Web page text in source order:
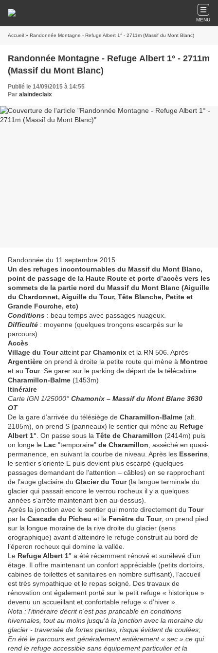
MENU
Accueil » Randonnée Montagne - Refuge Albert 1° - 2711m (Massif du Mont Blanc)
Randonnée Montagne - Refuge Albert 1° - 2711m
(Massif du Mont Blanc)
Publié le 14/09/2015 à 14:55
Par alaindeclaix
Randonnée du 11 septembre 2015
Un des refuges incontournables du Massif du Mont Blanc,
point de passage de la Haute Route et porte d’accès vers les
sommets de la partie nord du Massif du Mont Blanc (Aiguille
du Chardonnet, Aiguille du Tour, Tête Blanche, Petite et
Grande Fourche, etc)
Conditions : beau temps avec passages nuageux.
Difficulté : moyenne (quelques tronçons escarpés sur le
parcours)
Accès
Village du Touratteint par Chamonix et la RN 506. Après
Argentière on prend à droite la petite route qui mène à Montroc
et au Tour. Se garer sur le parking de départ de la télécabine
Charamillon-Balme (1453m)
Itinéraire
Carte IGN 1/25000° Chamonix – Massif du Mont Blanc 3630
OT
De la gare d’arrivée du télésiège de Charamillon-Balme (alt.
2185m), on prend S (panneaux) le sentier qui mène au Refuge
Albert 1° . On passe sous la Tête de Charamillon (2414m) puis
on longe le Lac "temporaire" de Charamillon , asséché en quasi-
permanence, en suivant la courbe de niveau. Après les Esserins
le sentier s’oriente E puis devient plus escarpé (quelques
passages demandant de l'attention – câbles) en se rapprochant
de l’auge glaciaire du Glacier du Tour(la langue terminale du
glacier qui passait encore le verrou rocheux il y a quelques
années s’arrête maintenant bien au-dessus).
Après la jonction avec le sentier qui monte directement du Tour
par la Cascade du Picheu et la Fenêtre du Tour, on prend pied
sur la longue moraine de la rive droite du glacier (sens
orographique) avant d’atteindre le refuge construit au bord de
l’éperon rocheux qui domine la vallée.
Le Refuge Albert 1° a été récemment rénové et surélevé d’un
étage. Il offre maintenant un confort appréciable (petits dortoirs,
cabines de toilettes et sanitaires en nombre suffisant), l’accueil
est très sympathique et le repas soigné. Des travaux de
rénovation ont également porté sur le petit refuge « historique »
devenu un accueillant et confortable refuge « d’hiver ».
Nota : l'itinéraire décrit n'est pas praticable en conditions
hivernales, tout au moins jusqu'à la jonction avec la moraine du
glacier - traversée de fortes pentes, risque évident de coulées;
En été le parcours est généralement entièrement « sec » ce qui
rend le refuge accessible sans équipement particulier et la